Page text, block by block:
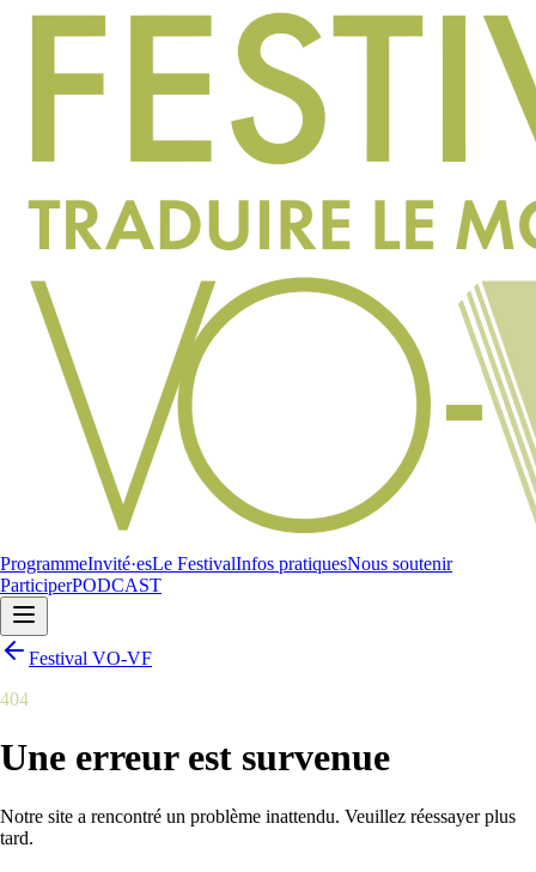
ProgrammeInvité·esLe FestivalInfos pratiquesNous soutenir
ParticiperPODCAST
Festival VO-VF
404
Une erreur est survenue
Notre site a rencontré un problème inattendu. Veuillez réessayer plus
tard.